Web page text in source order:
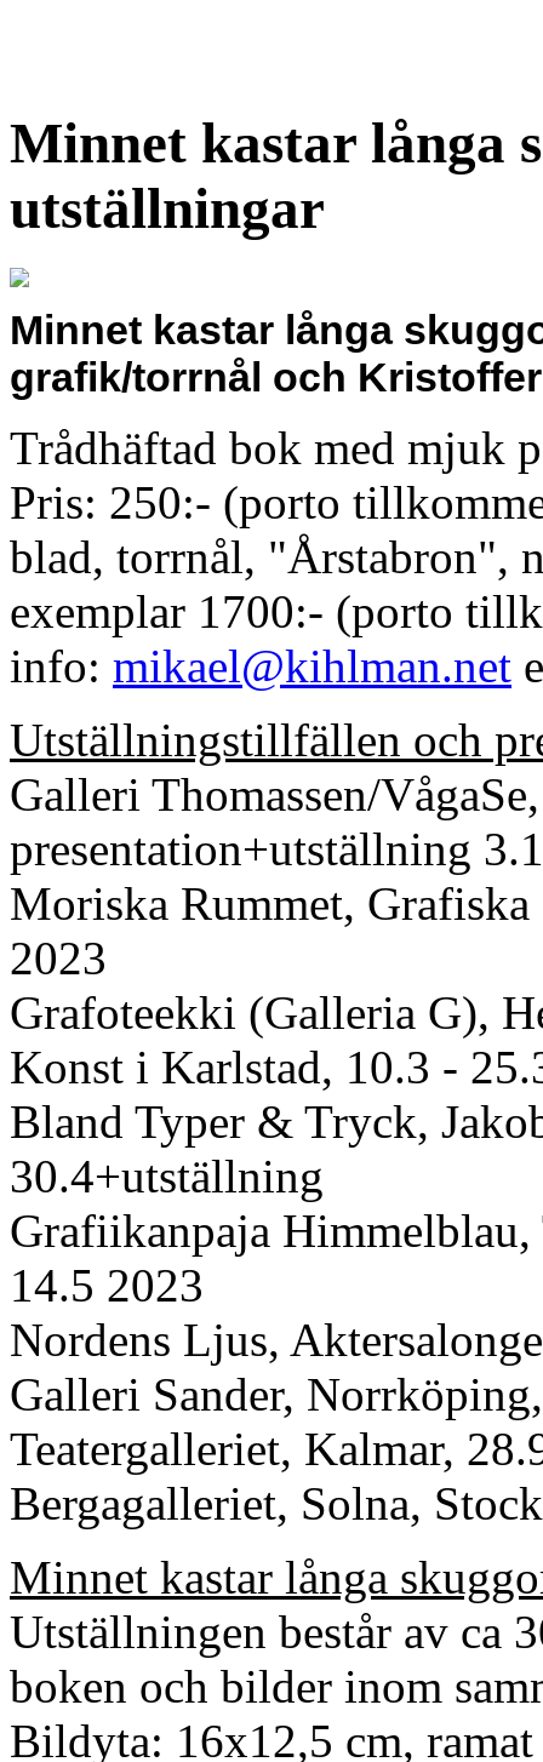
Minnet kastar långa
utställningar
Minnet kastar långa
grafik/torrnål och
Trådhäftad bok med mjuk
Pris: 250:- (porto
blad, torrnål, "Årstabron",
exemplar 1700:- (porto
info: mikael@kihlman.net
Utställningstillfällen och
Galleri Thomassen/
presentation+utställning
Moriska Rummet,
2023
Grafoteekki (Galleria G),
Konst i Karlstad, 10.3 -
Bland Typer & Tryck,
30.4+utställning
Grafiikanpaja
14.5 2023
Nordens Ljus,
Galleri Sander,
Teatergalleriet, Kalmar,
Bergagalleriet, Solna,
Minnet kastar långa
Utställningen består av ca
boken och bilder inom
Bildyta: 16x12,5 cm,